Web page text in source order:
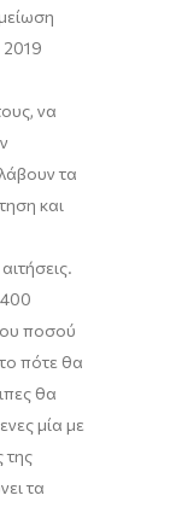
2019
να
ν
τα
και
ποσού
πότε θα
θα
μία με
της
τα